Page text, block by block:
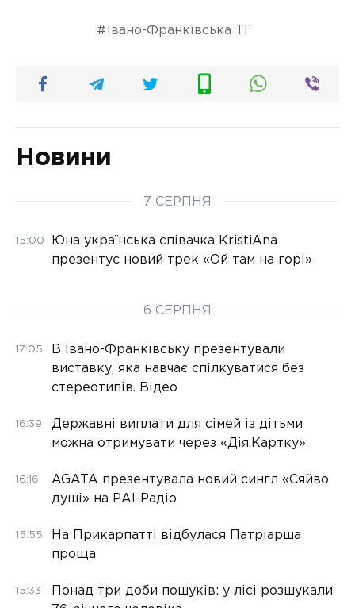
Івано-Франківська ТГ
Новини
7 СЕРПНЯ
15:00
Юна українська співачка KristiAna
презентує новий трек «Ой там на горі»
6 СЕРПНЯ
17:05
В Івано-Франківську презентували
виставку, яка навчає спілкуватися без
стереотипів. Відео
16:39
Державні виплати для сімей із дітьми
можна отримувати через «Дія.Картку»
16:16
AGATA презентувала новий сингл «Сяйво
душі» на РАІ-Радіо
15:55
На Прикарпатті відбулася Патріарша
проща
15:33
Понад три доби пошуків: у лісі розшукали